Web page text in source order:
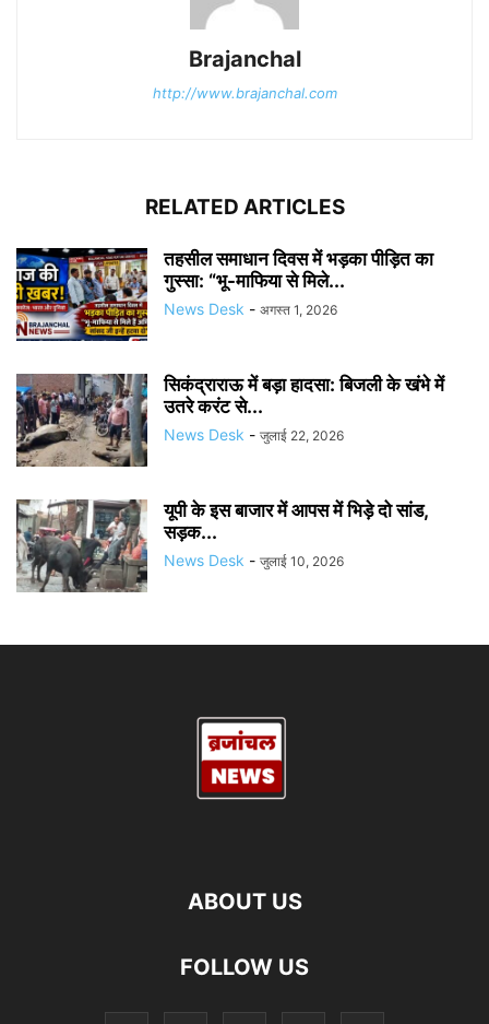
Brajanchal
http://www.brajanchal.com
RELATED ARTICLES
तहसील समाधान दिवस में भड़का पीड़ित का
गुस्सा: “भू-माफिया से मिले...
News Desk - अगस्त 1, 2026
सिकंद्राराऊ में बड़ा हादसा: बिजली के खंभे में
उतरे करंट से...
News Desk - जुलाई 22, 2026
यूपी के इस बाजार में आपस में भिड़े दो सांड,
सड़क...
News Desk - जुलाई 10, 2026
ABOUT US
FOLLOW US